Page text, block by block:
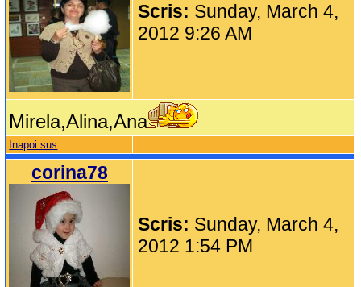
Scris: Sunday, March 4,
2012 9:26 AM
Mirela,Alina,Ana
Inapoi sus
corina78
Scris: Sunday, March 4,
2012 1:54 PM